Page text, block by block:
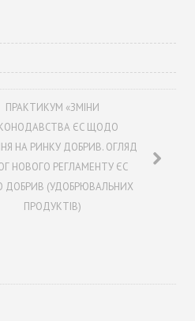
ПРАКТИКУМ «ЗМІНИ
ЄС ЩОДО
НА РИНКУ ДОБРИВ. ОГЛЯД
НОВОГО РЕГЛАМЕНТУ ЄС
(УДОБРЮВАЛЬНИХ
ПРОДУКТІВ)